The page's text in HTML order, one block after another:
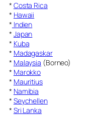
* Costa Rica
* Hawaii
* Indien
* Japan
* Kuba
* Madagaskar
* Malaysia (Borneo)
* Marokko
* Mauritius
* Namibia
* Seychellen
* Sri Lanka